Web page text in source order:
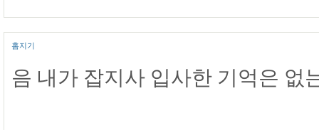
홈지기
음 내가 잡지사 입사한 기억은 없